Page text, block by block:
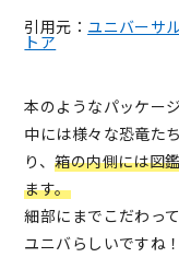
引用元： ユニバーサ
トア
本のようなパッケー
中には様々な恐竜た
り、箱の内側には図
ます。
細部にまでこだわっ
ユニバらしいですね！